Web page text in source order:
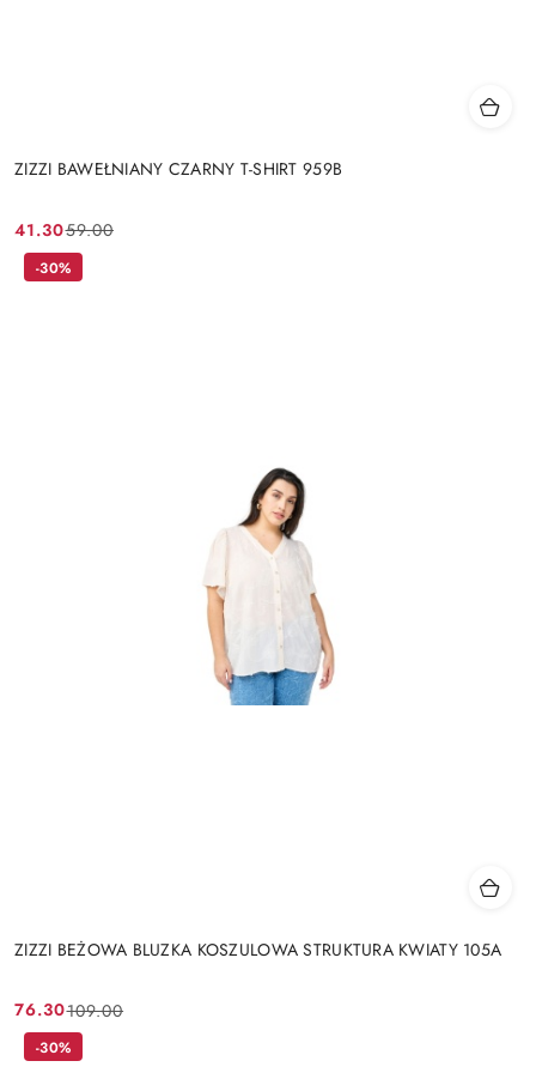
ZIZZI BAWEŁNIANY CZARNY T-SHIRT 959B
Cena
promocyjna:
41.30
Cena
przed
59.00
ZIZZI BEŻOWA BLUZKA KOSZULOWA STRUKTURA KWIATY 105A
Cena
promocyjna:
76.30
Cena
przed
109.00
-30%
-30%